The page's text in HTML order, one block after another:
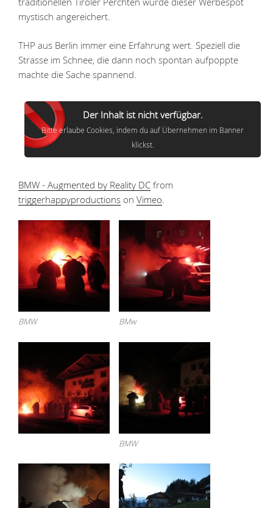
mystisch angereichert.
THP aus Berlin immer eine Erfahrung wert. Speziell die
Strasse im Schnee, die dann noch spontan aufpoppte
machte die Sache spannend.
Der Inhalt ist nicht verfügbar.
Bitte erlaube Cookies, indem du auf Übernehmen im Banner
klickst.
BMW - Augmented by Reality DC from
triggerhappyproductions on Vimeo
BMW BMw
BMW